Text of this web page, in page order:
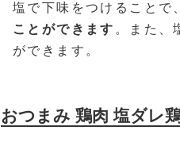
塩で下味をつけることで
ことができます 。また、
ができます。
おつまみ 鶏肉 塩ダレ